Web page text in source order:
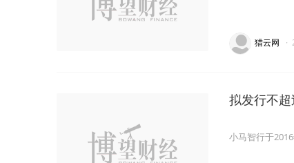
猎云网 ·
拟发行不
小马智行于